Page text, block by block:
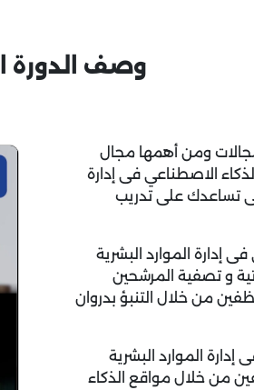
وصف الدورة
ومن أهمها مجال
الاصطناعي فى إدارة
تساعدك على تدريب
إدارة الموارد البشرية
و تصفية المرشحين
من خلال التنبؤ بدروان
الموارد البشرية
من خلال مواقع الذكاء